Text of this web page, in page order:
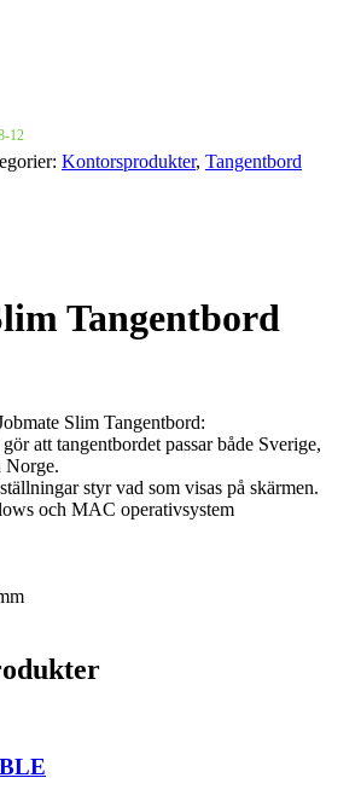
12
Kontorsprodukter, Tangentbord
Tangentbord
Slim Tangentbord:
att tangentbordet passar både Sverige,
Norge.
styr vad som visas på skärmen.
och MAC operativsystem